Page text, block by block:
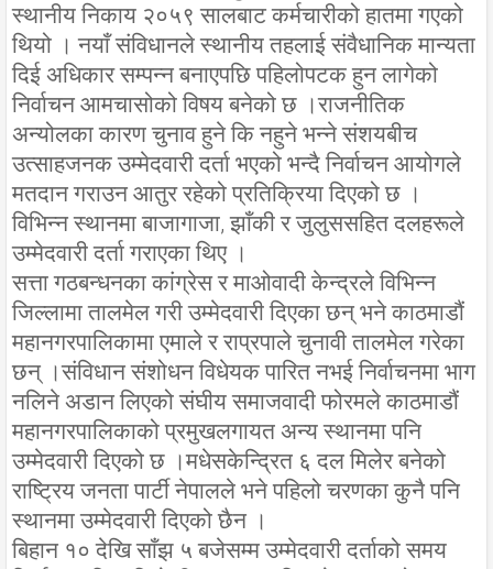
स्थानीय निकाय २०५९ सालबाट कर्मचारीको हातमा गएको
थियो । नयाँ संविधानले स्थानीय तहलाई संवैधानिक मान्यता
दिई अधिकार सम्पन्न बनाएपछि पहिलोपटक हुन लागेको
निर्वाचन आमचासोको विषय बनेको छ ।राजनीतिक
अन्योलका कारण चुनाव हुने कि नहुने भन्ने संशयबीच
उत्साहजनक उम्मेदवारी दर्ता भएको भन्दै निर्वाचन आयोगले
मतदान गराउन आतुर रहेको प्रतिक्रिया दिएको छ ।
विभिन्न स्थानमा बाजागाजा, झाँकी र जुलुससहित दलहरूले
उम्मेदवारी दर्ता गराएका थिए ।
सत्ता गठबन्धनका कांग्रेस र माओवादी केन्द्रले विभिन्न
जिल्लामा तालमेल गरी उम्मेदवारी दिएका छन् भने काठमाडौं
महानगरपालिकामा एमाले र राप्रपाले चुनावी तालमेल गरेका
छन् ।संविधान संशोधन विधेयक पारित नभई निर्वाचनमा भाग
नलिने अडान लिएको संघीय समाजवादी फोरमले काठमाडौं
महानगरपालिकाको प्रमुखलगायत अन्य स्थानमा पनि
उम्मेदवारी दिएको छ ।मधेसकेन्द्रित ६ दल मिलेर बनेको
राष्ट्रिय जनता पार्टी नेपालले भने पहिलो चरणका कुनै पनि
स्थानमा उम्मेदवारी दिएको छैन ।
बिहान १० देखि साँझ ५ बजेसम्म उम्मेदवारी दर्ताको समय